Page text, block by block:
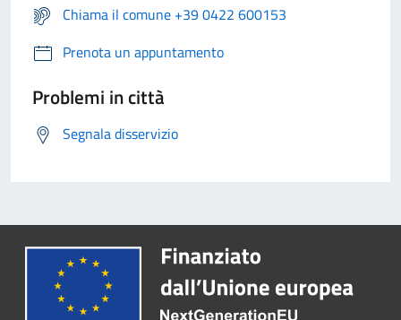
Chiama il comune +39 0422 600153
Prenota un appuntamento
Problemi in città
Segnala disservizio